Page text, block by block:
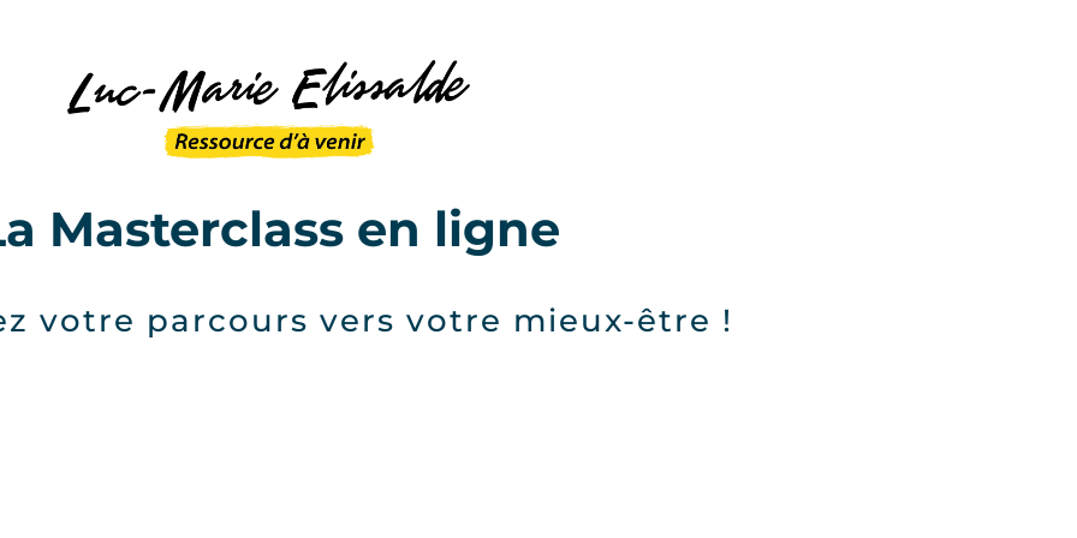
Masterclass en ligne
votre parcours vers votre mieux-être !